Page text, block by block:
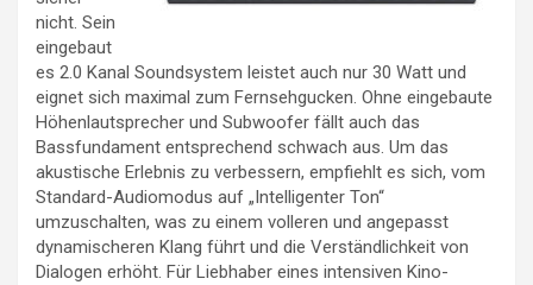
nicht. Sein
eingebaut
es 2.0 Kanal Soundsystem leistet auch nur 30 Watt und
eignet sich maximal zum Fernsehgucken. Ohne eingebaute
Höhenlautsprecher und Subwoofer fällt auch das
Bassfundament entsprechend schwach aus. Um das
akustische Erlebnis zu verbessern, empfiehlt es sich, vom
Standard-Audiomodus auf „Intelligenter Ton“
umzuschalten, was zu einem volleren und angepasst
dynamischeren Klang führt und die Verständlichkeit von
Dialogen erhöht. Für Liebhaber eines intensiven Kino-